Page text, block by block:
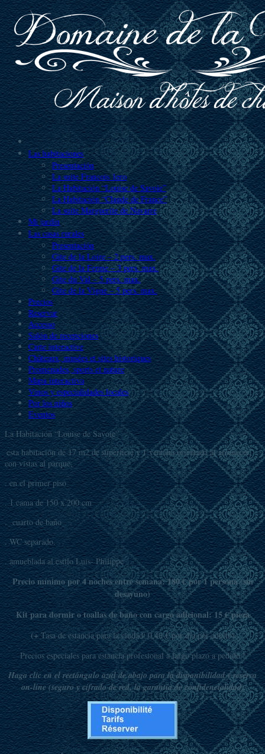
Las habitaciones
Presentación
La suite Francois 1ero
La Habitación “Louise de Savoie”
La Habitación “Claude de France”
La suite Marguerite de Navarre
Mi jardín
Las casas rurales
Presentación
Gite de la Loire – 2 pers. max.
Gite de la Ferme – 3 pers. max.
Gite du Val – 5 pers. max.
Gite de la Vigne – 5 pers. max.
Precios
Reservar
Accesso
Salón de recepciones
Carte interactive
Châteaux, musées et sites historiques
Promenades, sports et nature
Mapa interactiva
Vinos y especialidades locales
Por los niños
Eventos
La Habitación “Louise de Savoie”
esta habitación de 17 m2 de superficie y 1 ventana orientada al amanecer,
con vistas al parque,
. en el primer piso
. 1 cama de 150 x 200 cm
. cuarto de baño
. WC separado.
. amueblada al estilo Luis- Philippe
Precio mínimo por 4 noches entre semana: 180 € por 1 persona (sin
desayuno)
Kit para dormir o toallas de baño con cargo adicional: 15 € pieza
(+Tasa de estancia para la ciudad: 0,40 € por día por adulto)
Precios especiales para estancia profesional a largo plazo a pedido !
Haga clic en elrectángulo azulde abajo para la disponibilidad y reserva
on-line (seguro y cifrado de red, la garantía de confidencialidad)